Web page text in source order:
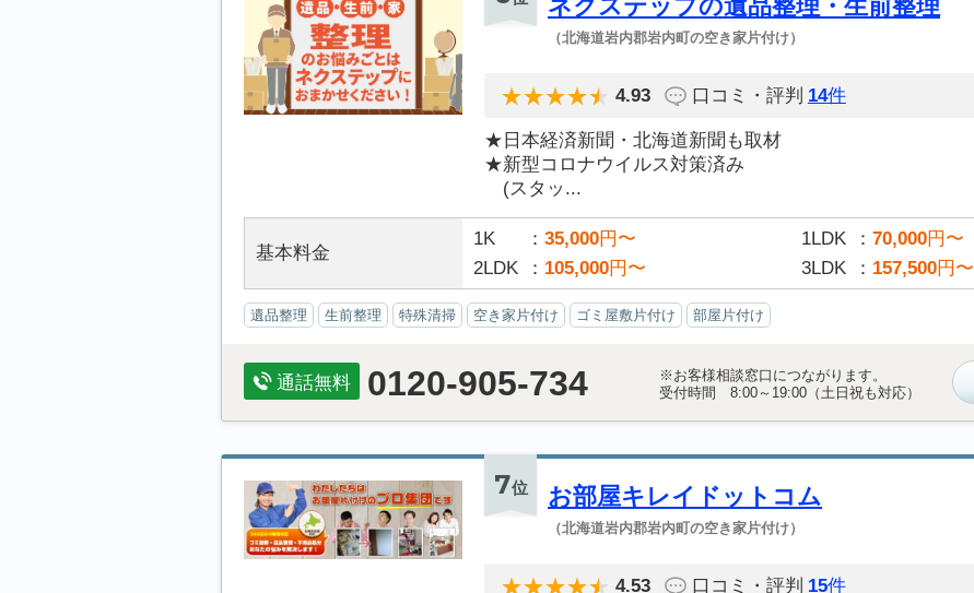
ネクステップの遺品整理・生前整理
（北海道岩内郡岩内町の空き家片付け）
4.93 口コミ・評判 14件
★日本経済新聞・北海道新聞も取材
★新型コロナウイルス対策済み
(スタッ...
基本料金
1K 35,000円〜 1LDK 70,000円〜
2LDK
105,000円〜 3LDK 157,500円〜
遺品整理 生前整理 特殊清掃 空き家片付け ゴミ屋敷片付け 部屋片付け
通話無料 0120-905-734
※お客様相談窓口につながります。
受付時間 8:00～19:00（土日祝も対応）
7位 お部屋キレイドットコム
（北海道岩内郡岩内町の空き家片付け）
4.53 口コミ・評判 15件